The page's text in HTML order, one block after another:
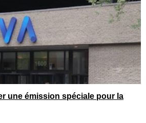
une émission spéciale pour la